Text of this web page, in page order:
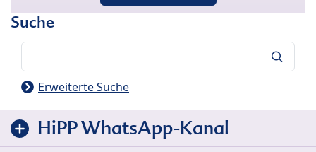
Suche
Erweiterte Suche
HiPP WhatsApp-Kanal